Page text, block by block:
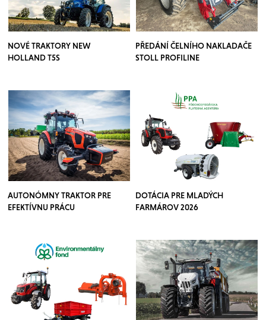
NOVÉ TRAKTORY NEW
HOLLAND T5S
PŘEDÁNÍ ČELNÍHO NAKLADAČE
STOLL PROFILINE
AUTONÓMNY TRAKTOR PRE
EFEKTÍVNU PRÁCU
DOTÁCIA PRE MLADÝCH
FARMÁROV 2026